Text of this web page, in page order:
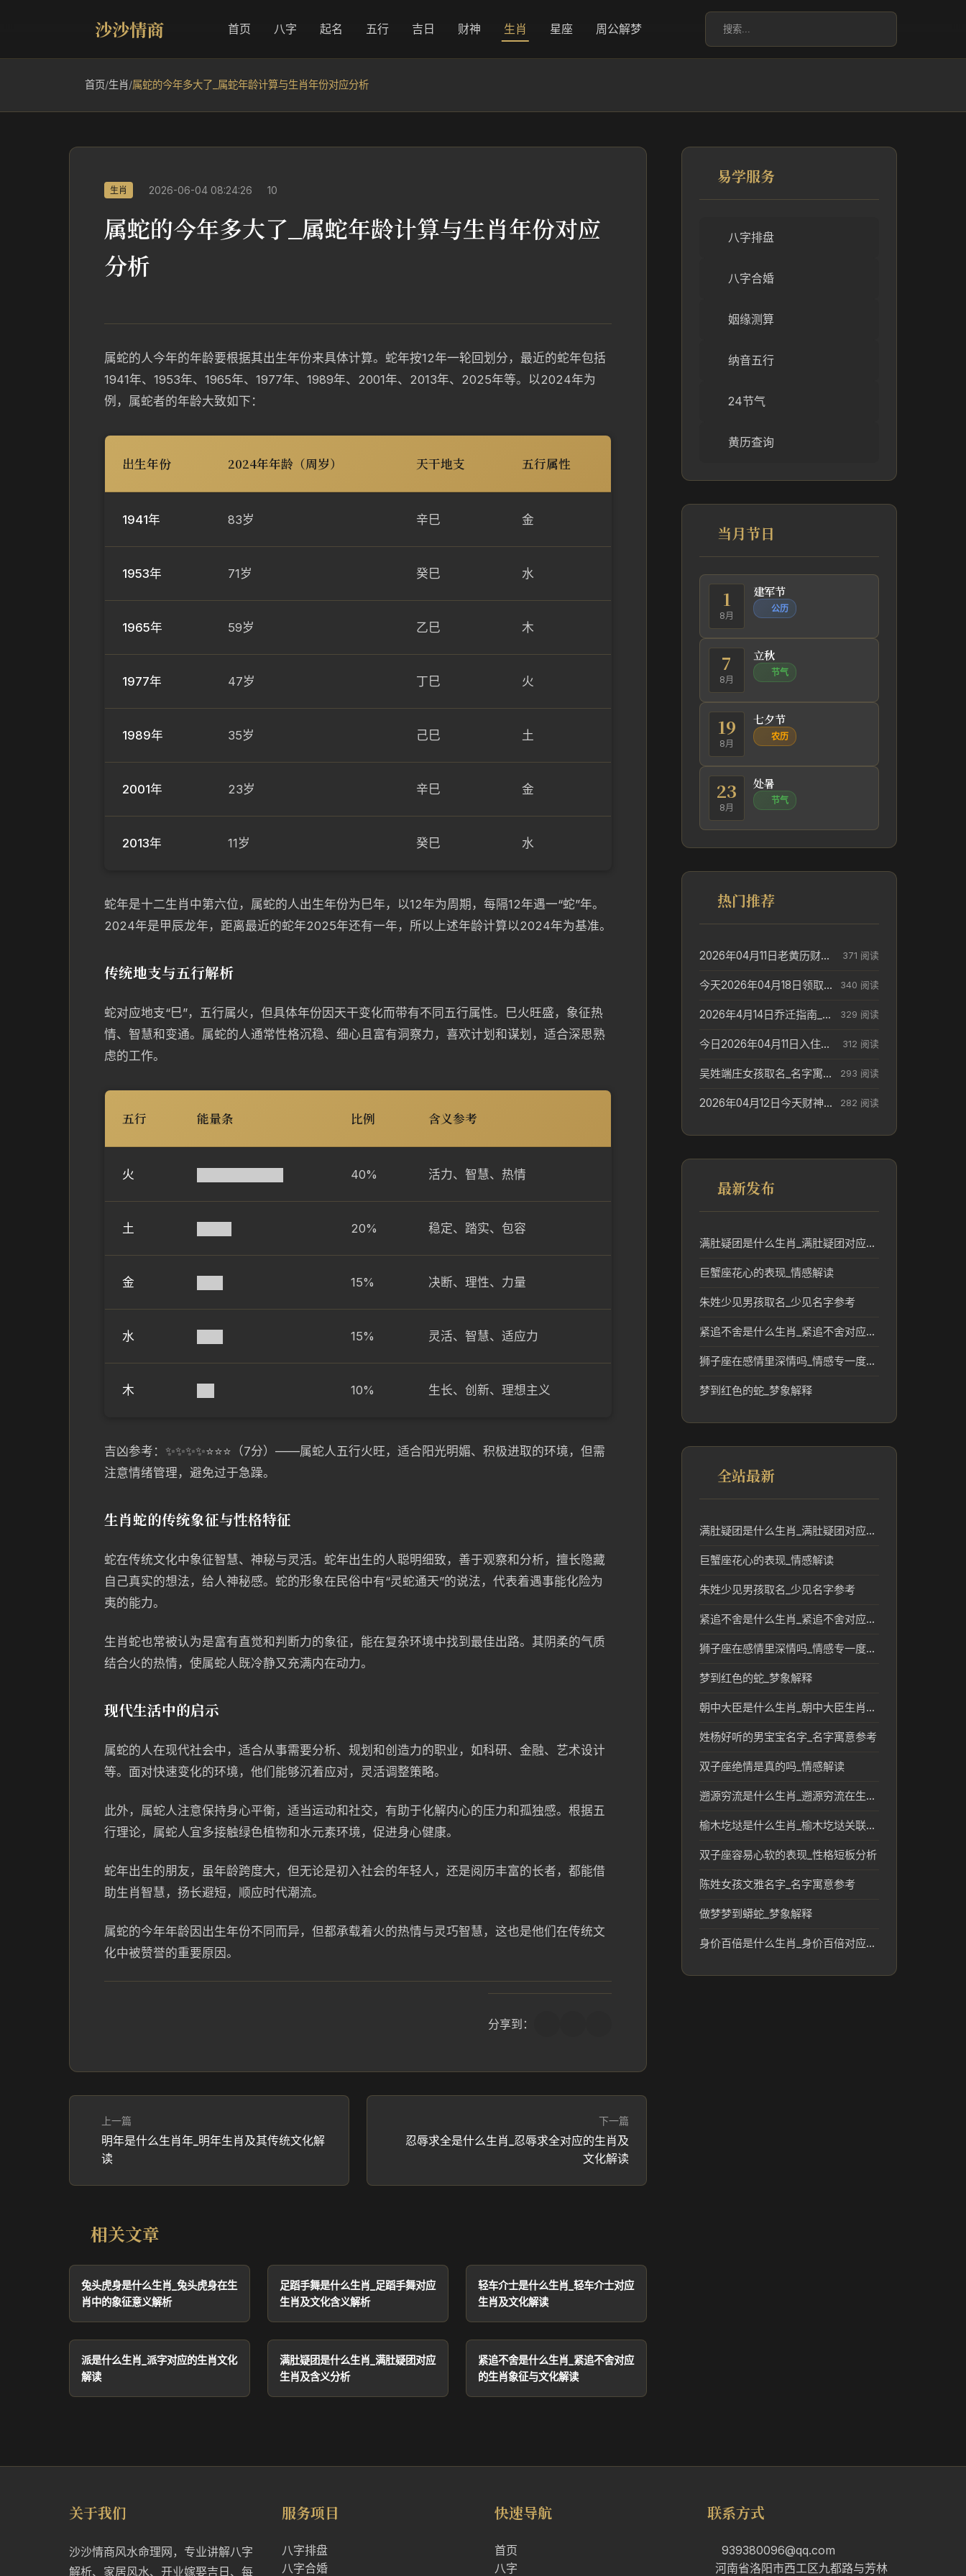
沙沙情商 首页 八字 起名 五行 吉日 财神 生肖 星座 周公解梦
首页/生肖/属蛇的今年多大了_属蛇年龄计算与生肖年份对应分析
生肖 2026-06-04 08:24:26 10
属蛇的今年多大了_属蛇年龄计算与生肖年份对应
分析
属蛇的人今年的年龄要根据其出生年份来具体计算。蛇年按12年一轮回划分，最近的蛇年包括
1941年、1953年、1965年、1977年、1989年、2001年、2013年、2025年等。以2024年为
例，属蛇者的年龄大致如下：
出生年份 2024年年龄（周岁） 天干地支 五行属性
1941年 83岁 辛巳 金
1953年 71岁 癸巳 水
1965年 59岁 乙巳 木
1977年 47岁 丁巳 火
1989年 35岁 己巳 土
2001年 23岁 辛巳 金
2013年 11岁 癸巳 水
蛇年是十二生肖中第六位，属蛇的人出生年份为巳年，以12年为周期，每隔12年遇一“蛇”年。
2024年是甲辰龙年，距离最近的蛇年2025年还有一年，所以上述年龄计算以2024年为基准。
传统地支与五行解析
蛇对应地支“巳”，五行属火，但具体年份因天干变化而带有不同五行属性。巳火旺盛，象征热
情、智慧和变通。属蛇的人通常性格沉稳、细心且富有洞察力，喜欢计划和谋划，适合深思熟
虑的工作。
五行 能量条 比例 含义参考
火 40% 活力、智慧、热情
土 20% 稳定、踏实、包容
金 15% 决断、理性、力量
水 15% 灵活、智慧、适应力
木 10% 生长、创新、理想主义
吉凶参考：✨✨✨✨⭐⭐⭐（7分）——属蛇人五行火旺，适合阳光明媚、积极进取的环境，但需
注意情绪管理，避免过于急躁。
生肖蛇的传统象征与性格特征
蛇在传统文化中象征智慧、神秘与灵活。蛇年出生的人聪明细致，善于观察和分析，擅长隐藏
自己真实的想法，给人神秘感。蛇的形象在民俗中有“灵蛇通天”的说法，代表着遇事能化险为
夷的能力。
生肖蛇也常被认为是富有直觉和判断力的象征，能在复杂环境中找到最佳出路。其阴柔的气质
结合火的热情，使属蛇人既冷静又充满内在动力。
现代生活中的启示
属蛇的人在现代社会中，适合从事需要分析、规划和创造力的职业，如科研、金融、艺术设计
等。面对快速变化的环境，他们能够沉着应对，灵活调整策略。
此外，属蛇人注意保持身心平衡，适当运动和社交，有助于化解内心的压力和孤独感。根据五
行理论，属蛇人宜多接触绿色植物和水元素环境，促进身心健康。
蛇年出生的朋友，虽年龄跨度大，但无论是初入社会的年轻人，还是阅历丰富的长者，都能借
助生肖智慧，扬长避短，顺应时代潮流。
属蛇的今年年龄因出生年份不同而异，但都承载着火的热情与灵巧智慧，这也是他们在传统文
化中被赞誉的重要原因。
分享到：
上一篇
明年是什么生肖年_明年生肖及其传统文化解
读
下一篇
忍辱求全是什么生肖_忍辱求全对应的生肖及
文化解读
相关文章
兔头虎身是什么生肖_兔头虎身在生
肖中的象征意义解析
足蹈手舞是什么生肖_足蹈手舞对应
生肖及文化含义解析
轻车介士是什么生肖_轻车介士对应
生肖及文化解读
派是什么生肖_派字对应的生肖文化
解读
满肚疑团是什么生肖_满肚疑团对应
生肖及含义分析
紧追不舍是什么生肖_紧追不舍对应
的生肖象征与文化解读
易学服务
八字排盘
八字合婚
姻缘测算
纳音五行
24节气
黄历查询
当月节日
1
8月
建军节
公历
7
8月
立秋
节气
19
8月
七夕节
农历
23
8月
处暑
节气
热门推荐
2026年04月11日老黄历财神方位_财神方位与供奉讲究 371 阅读
今天2026年04月18日领取结婚证老黄历不适合吗_领证日期参考 340 阅读
2026年4月14日乔迁指南_搬家择日参考 329 阅读
今日2026年04月11日入住新居老黄历不适宜吗_搬家择日参考 312 阅读
吴姓端庄女孩取名_名字寓意参考 293 阅读
2026年04月12日今天财神在哪个吉位_财神方位参考 282 阅读
最新发布
满肚疑团是什么生肖_满肚疑团对应生肖及含义分析
巨蟹座花心的表现_情感解读
朱姓少见男孩取名_少见名字参考
紧追不舍是什么生肖_紧追不舍对应的生肖象征与文化解读
狮子座在感情里深情吗_情感专一度解析
梦到红色的蛇_梦象解释
全站最新
满肚疑团是什么生肖_满肚疑团对应生肖及含义分析
巨蟹座花心的表现_情感解读
朱姓少见男孩取名_少见名字参考
紧追不舍是什么生肖_紧追不舍对应的生肖象征与文化解读
狮子座在感情里深情吗_情感专一度解析
梦到红色的蛇_梦象解释
朝中大臣是什么生肖_朝中大臣生肖文化与传统说法解析
姓杨好听的男宝宝名字_名字寓意参考
双子座绝情是真的吗_情感解读
遡源穷流是什么生肖_遡源穷流在生肖文化中的传统意义
榆木圪垯是什么生肖_榆木圪垯关联的生肖及其传统文化解读
双子座容易心软的表现_性格短板分析
陈姓女孩文雅名字_名字寓意参考
做梦梦到蟒蛇_梦象解释
身价百倍是什么生肖_身价百倍对应生肖及文化解析
关于我们
沙沙情商风水命理网，专业讲解八字
解析、家居风水、开业嫁娶吉日、每
服务项目
八字排盘
八字合婚
快速导航
首页
八字
联系方式
939380096@qq.com
河南省洛阳市西工区九都路与芳林